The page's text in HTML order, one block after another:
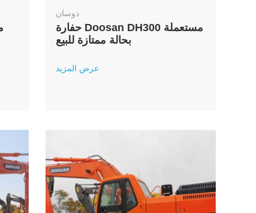
دوسان
حفارة Doosan DH300 مستعملة
بحالة ممتازة للبيع
عرض المزيد